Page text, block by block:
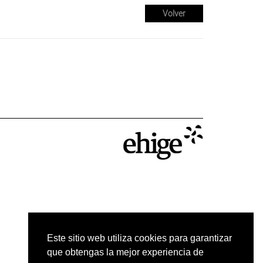
Este sitio web utiliza cookies para garantizar
que obtengas la mejor experiencia de
Volver